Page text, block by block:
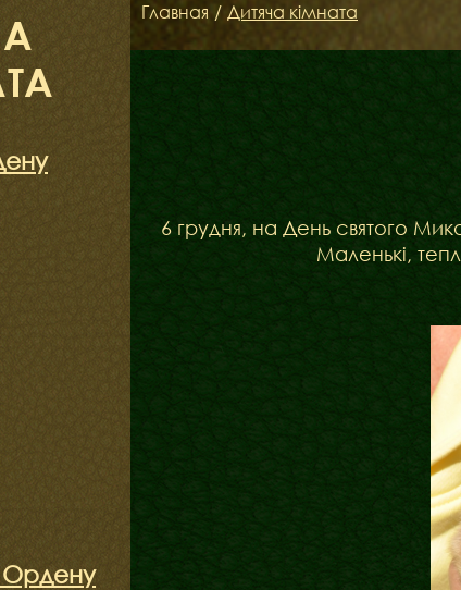
Главная / Дитяча кімната
6 грудня, на День святого
Маленькі,